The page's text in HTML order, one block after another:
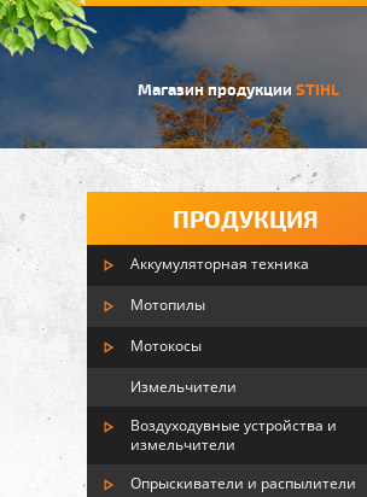
Магазин продукции STIHL
ПРОДУКЦИЯ
Аккумуляторная техника
Мотопилы
Мотокосы
Измельчители
Воздуходувные устройства и
измельчители
Опрыскиватели и распылители